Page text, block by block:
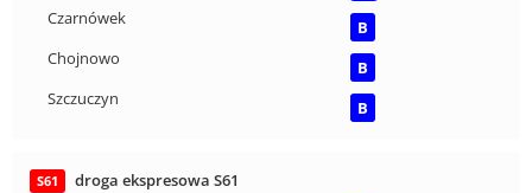
Czarnówek
B
Chojnowo
B
Szczuczyn
B
S61
droga ekspresowa S61